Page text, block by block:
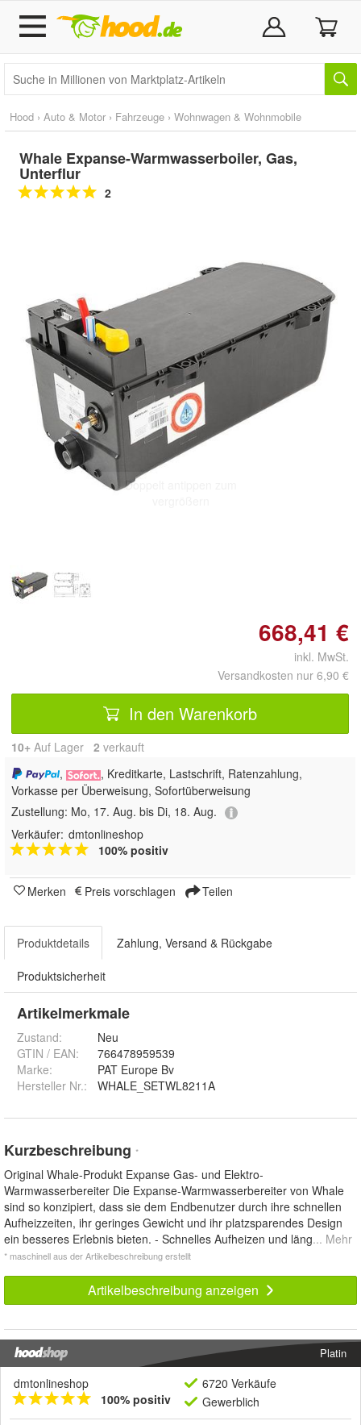
Hood › Auto & Motor › Fahrzeuge › Wohnwagen & Wohnmobile
Whale Expanse-Warmwasserboiler, Gas,
Unterflur
2
Doppelt antippen zum
668,41 €
inkl. MwSt.
Versandkosten nur 6,90 €
In den Warenkorb
10+ Auf Lager 2 verkauft
,
, Kreditkarte, Lastschrift, Ratenzahlung,
Vorkasse per Überweisung, Sofortüberweisung
Zustellung: Mo, 17. Aug. bis Di, 18. Aug.
Verkäufer: dmtonlineshop
100% positiv
Merken Preis vorschlagen Teilen
Produktdetails Zahlung, Versand & Rückgabe
Produktsicherheit
Artikelmerkmale
Zustand:
Neu
GTIN / EAN:
766478959539
Marke:
PAT Europe Bv
Hersteller Nr.:
WHALE_SETWL8211A
Kurzbeschreibung *
Original Whale-Produkt Expanse Gas- und Elektro-
Warmwasserbereiter Die Expanse-Warmwasserbereiter von Whale
sind so konzipiert, dass sie dem Endbenutzer durch ihre schnellen
Aufheizzeiten, ihr geringes Gewicht und ihr platzsparendes Design
ein besseres Erlebnis bieten. - Schnelles Aufheizen und läng... Mehr
* maschinell aus der Artikelbeschreibung erstellt
Artikelbeschreibung anzeigen
Platin
dmtonlineshop
100% positiv
6720 Verkäufe
Gewerblich